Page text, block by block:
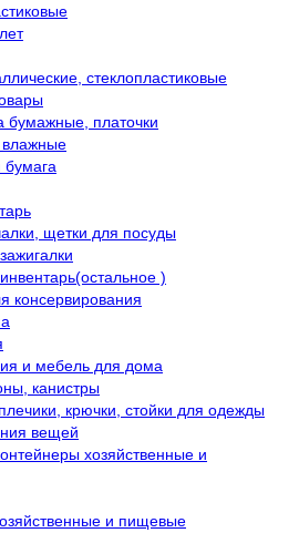
стеклопластиковые
бумажные, платочки
бумага
щетки для посуды
)
консервирования
и мебель для дома
канистры
крючки, стойки для одежды
вещей
хозяйственные и
и пищевые